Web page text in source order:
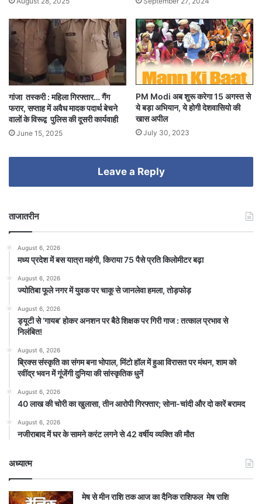
गांजा तस्करी : महिला गिरफ्तार… गैंग
फरार, सप्ताह में अवैध मादक पदार्थ बेचने
वालों के विरूद्व पुलिस की दूसरी कार्यवाही
June 15, 2025
PM Modi अब शुरू करेगा 15 अगस्त से
ये बड़ा अभियान, ये होगी देशवासियो की
खास अपील
July 30, 2023
Leave a Reply
ताजातरीन
August 6, 2026
मध्य प्रदेश में बस यात्रा महंगी, किराया 75 पैसे प्रति किलोमीटर बढ़ा
August 6, 2026
ज्योतिबा फूले नगर में युवक पर चाकू से जानलेवा हमला, तोड़फोड़
August 6, 2026
ड्यूटी से ‘गायब’ होकर अनशन पर बैठे शिक्षक पर गिरी गाज : तत्काल प्रभाव से
निलंबित!
August 6, 2026
ब्रिक्स संस्कृति का संगम बना भोपाल, मिंटो हॉल में हुआ विरासत पर मंथन, शाम को
रवींद्र भवन में गूंजेंगी दुनिया की सांस्कृतिक धुनें
August 6, 2026
40 लाख की चोरी का खुलासा, तीन आरोपी गिरफ्तार; सोना-चांदी और दो कारें बरामद
August 6, 2026
नजीराबाद में घर के सामने करंट लगने से 42 वर्षीय व्यक्ति की मौत
अध्यात्म
मेष से मीन राशि तक आज का दैनिक राशिफल मेष राशि